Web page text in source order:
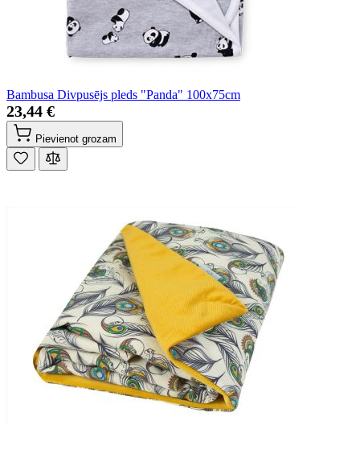
Bambusa Divpusējs pleds "Panda" 100x75cm
23,44 €
Pievienot grozam